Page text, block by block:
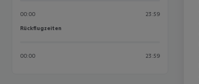
00:00 23:59
Rückflugzeiten
Rückflugzeiten
00:00 23:59